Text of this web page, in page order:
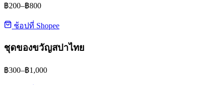
฿200–฿800
ช้อปที่ Shopee
ชุดของขวัญสปาไทย
฿300–฿1,000